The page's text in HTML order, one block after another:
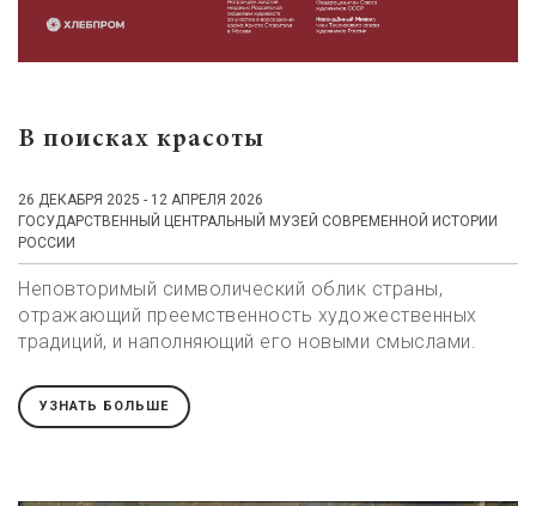
В поисках красоты
26 ДЕКАБРЯ 2025 - 12 АПРЕЛЯ 2026
ГОСУДАРСТВЕННЫЙ ЦЕНТРАЛЬНЫЙ МУЗЕЙ СОВРЕМЕННОЙ ИСТОРИИ
РОССИИ
Неповторимый символический облик страны,
отражающий преемственность художественных
традиций, и наполняющий его новыми смыслами.
УЗНАТЬ БОЛЬШЕ